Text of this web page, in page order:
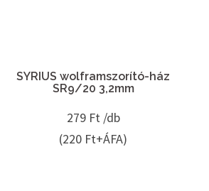
SYRIUS wolframszorító-ház
SR9/20 3,2mm
279 Ft /db
(220 Ft+ÁFA)